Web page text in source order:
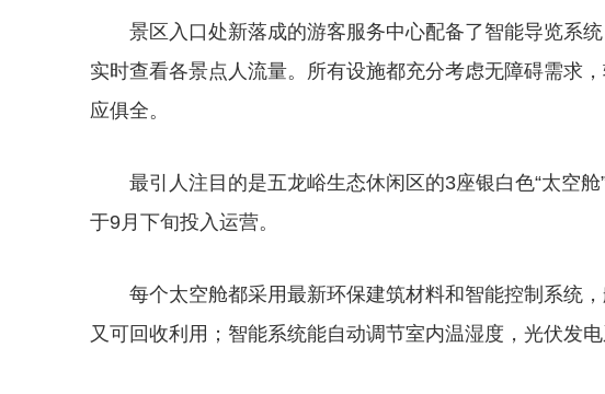
景区入口处新落成的游客服务中心配备了智能导览系
实时查看各景点人流量。所有设施都充分考虑无障碍需求
应俱全。
最引人注目的是五龙峪生态休闲区的3座银白色“太空
于9月下旬投入运营。
每个太空舱都采用最新环保建筑材料和智能控制系统
又可回收利用；智能系统能自动调节室内温湿度，光伏发